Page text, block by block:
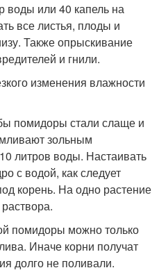
воды или 40 капель на
все листья, плоды и
Также опрыскивание
и гнили.
изменения влажности
помидоры стали слаще и
зольным
литров воды. Настаивать
с водой, как следует
корень. На одно растение
помидоры можно только
Иначе корни получат
долго не поливали.